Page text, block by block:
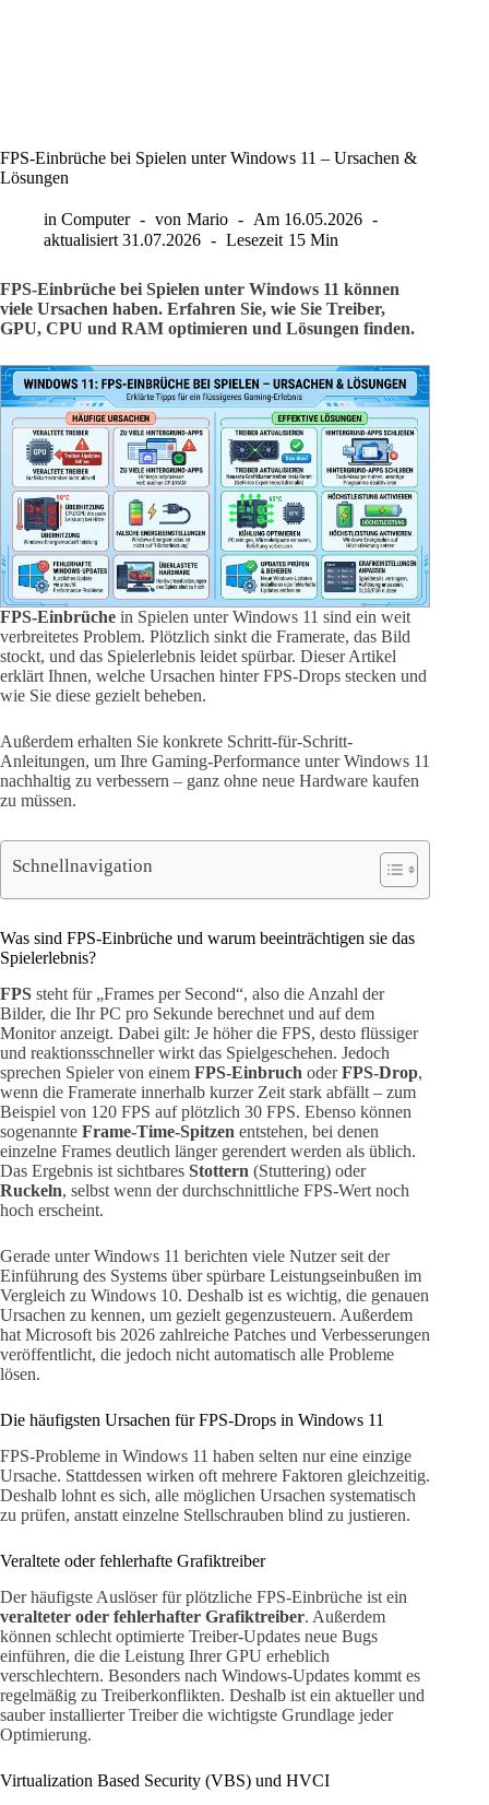
FPS-Einbrüche bei Spielen unter Windows 11 – Ursachen &
Lösungen
in Computer von Mario Am 16.05.2026
aktualisiert 31.07.2026 Lesezeit 15 Min
FPS-Einbrüche bei Spielen unter Windows 11 können
viele Ursachen haben. Erfahren Sie, wie Sie Treiber,
GPU, CPU und RAM optimieren und Lösungen finden.
FPS-Einbrüche in Spielen unter Windows 11 sind ein weit
verbreitetes Problem. Plötzlich sinkt die Framerate, das Bild
stockt, und das Spielerlebnis leidet spürbar. Dieser Artikel
erklärt Ihnen, welche Ursachen hinter FPS-Drops stecken und
wie Sie diese gezielt beheben.
Außerdem erhalten Sie konkrete Schritt-für-Schritt-
Anleitungen, um Ihre Gaming-Performance unter Windows 11
nachhaltig zu verbessern – ganz ohne neue Hardware kaufen
zu müssen.
Schnellnavigation
Was sind FPS-Einbrüche und warum beeinträchtigen sie das
Spielerlebnis?
FPS steht für „Frames per Second“, also die Anzahl der
Bilder, die Ihr PC pro Sekunde berechnet und auf dem
Monitor anzeigt. Dabei gilt: Je höher die FPS, desto flüssiger
und reaktionsschneller wirkt das Spielgeschehen. Jedoch
sprechen Spieler von einem FPS-Einbruch oderFPS-Drop,
wenn die Framerate innerhalb kurzer Zeit stark abfällt – zum
Beispiel von 120 FPS auf plötzlich 30 FPS. Ebenso können
sogenannte Frame-Time-Spitzen entstehen, bei denen
einzelne Frames deutlich länger gerendert werden als üblich.
Das Ergebnis ist sichtbares Stottern (Stuttering) oder
Ruckeln, selbst wenn der durchschnittliche FPS-Wert noch
hoch erscheint.
Gerade unter Windows 11 berichten viele Nutzer seit der
Einführung des Systems über spürbare Leistungseinbußen im
Vergleich zu Windows 10. Deshalb ist es wichtig, die genauen
Ursachen zu kennen, um gezielt gegenzusteuern. Außerdem
hat Microsoft bis 2026 zahlreiche Patches und Verbesserungen
veröffentlicht, die jedoch nicht automatisch alle Probleme
lösen.
Die häufigsten Ursachen für FPS-Drops in Windows 11
FPS-Probleme in Windows 11 haben selten nur eine einzige
Ursache. Stattdessen wirken oft mehrere Faktoren gleichzeitig.
Deshalb lohnt es sich, alle möglichen Ursachen systematisch
zu prüfen, anstatt einzelne Stellschrauben blind zu justieren.
Veraltete oder fehlerhafte Grafiktreiber
Der häufigste Auslöser für plötzliche FPS-Einbrüche ist ein
veralteter oder fehlerhafter Grafiktreiber. Außerdem
können schlecht optimierte Treiber-Updates neue Bugs
einführen, die die Leistung Ihrer GPU erheblich
verschlechtern. Besonders nach Windows-Updates kommt es
regelmäßig zu Treiberkonflikten. Deshalb ist ein aktueller und
sauber installierter Treiber die wichtigste Grundlage jeder
Optimierung.
Virtualization Based Security (VBS) und HVCI